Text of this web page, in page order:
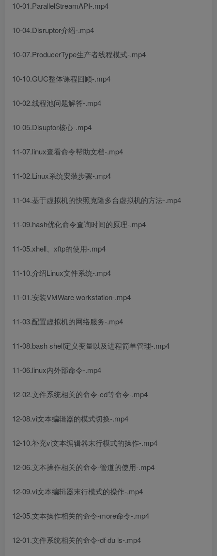
10-01.ParallelStreamAPI-.mp4
10-04.Disruptor介绍-.mp4
10-07.ProducerType生产者线程模式-.mp4
10-10.GUC整体课程回顾-.mp4
10-02.线程池问题解答-.mp4
10-05.Disuptor核心-.mp4
11-07.linux查看命令帮助文档-.mp4
11-02.Linux系统安装步骤-.mp4
11-04.基于虚拟机的快照克隆多台虚拟机的方法-.mp4
11-09.hash优化命令查询时间的原理-.mp4
11-05.xhell、xftp的使用-.mp4
11-10.介绍Linux文件系统-.mp4
11-01.安装VMWare workstation-.mp4
11-03.配置虚拟机的网络服务-.mp4
11-08.bash shell定义变量以及进程简单管理-.mp4
11-06.linux内外部命令-.mp4
12-02.文件系统相关的命令-cd等命令-.mp4
12-08.vi文本编辑器的模式切换-.mp4
12-10.补充vi文本编辑器末行模式的操作-.mp4
12-06.文本操作相关的命令-管道的使用-.mp4
12-09.vi文本编辑器末行模式的操作-.mp4
12-05.文本操作相关的命令-more命令-.mp4
12-01.文件系统相关的命令-df du ls-.mp4